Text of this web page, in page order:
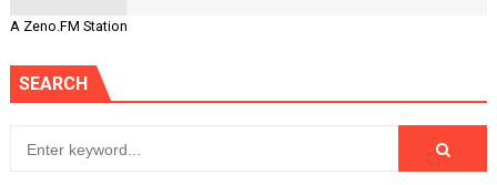
A Zeno.FM Station
SEARCH